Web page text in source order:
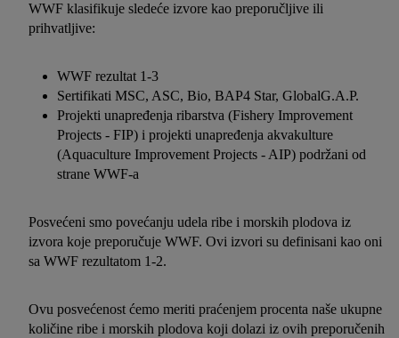
WWF klasifikuje sledeće izvore kao preporučljive ili
prihvatljive:
WWF rezultat 1-3
Sertifikati MSC, ASC, Bio, BAP4 Star, GlobalG.A.P.
Projekti unapređenja ribarstva (Fishery Improvement
Projects - FIP) i projekti unapređenja akvakulture
(Aquaculture Improvement Projects - AIP) podržani od
strane WWF-a
Posvećeni smo povećanju udela ribe i morskih plodova iz
izvora koje preporučuje WWF. Ovi izvori su definisani kao oni
sa WWF rezultatom 1-2.
Ovu posvećenost ćemo meriti praćenjem procenta naše ukupne
količine ribe i morskih plodova koji dolazi iz ovih preporučenih